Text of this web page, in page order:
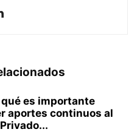
qué es importante
aportes continuos al